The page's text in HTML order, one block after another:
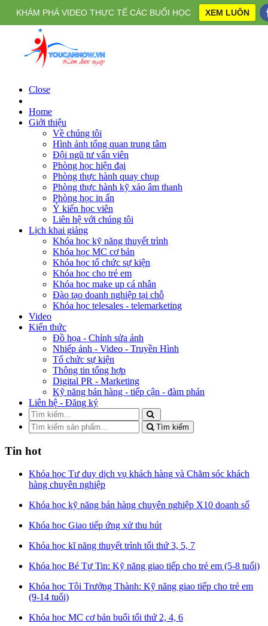
Close
Home
Giới thiệu
Về chúng tôi
Hình ảnh tổng quan trung tâm
Đội ngũ tư vấn viên
Phòng học hiện đại
Phòng thực hành quay chụp
Phòng thực hành kỹ xảo âm thanh
Phòng học in ấn
Ý kiến học viên
Liên hệ với chúng tôi
Lịch khai giảng
Khóa học kỹ năng thuyết trình
Khóa học MC cơ bản
Khóa học tổ chức sự kiện
Khóa học cho trẻ em
Khóa học make up cá nhân
Đào tạo doanh nghiệp tại chỗ
Khóa học telesales - telemarketing
Video
Kiến thức
Đồ họa - Chỉnh sửa ảnh
Nhiếp ảnh - Video - Truyền Hình
Tổ chức sự kiện
Thông tin tổng hợp
Digital PR - Marketing
Kỹ năng bán hàng - tiếp cận - đàm phán
Liên hệ - Đăng ký
Tìm kiếm
Tin hot
Khóa học Tư duy dịch vụ khách hàng và Chăm sóc khách
hàng chuyên nghiệp
Khóa học kỹ năng bán hàng chuyên nghiệp X10 doanh số
Khóa học Giao tiếp ứng xử thu hút
Khóa học kĩ năng thuyết trình tối thứ 3, 5, 7
Khóa học Bé Tự Tin: Kỹ năng giao tiếp cho trẻ em (5-8 tuổi)
Khóa học Tôi Trưởng Thành: Kỹ năng giao tiếp cho trẻ em
(9-14 tuổi)
Khóa học MC cơ bản buổi tối thứ 2, 4, 6
KHÁM PHÁ VIDEO THỰC TẾ CÁC BUỔI HỌC XEM LUÔN